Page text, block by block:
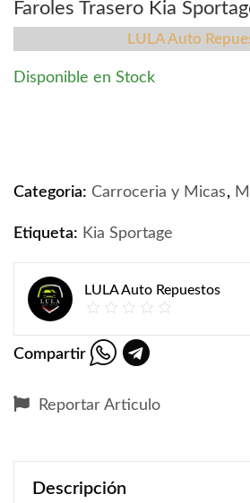
Faroles Trasero Kia
LULA Auto
Disponible en Stock
Categoria: Carroceria y Micas,
Etiqueta: Kia Sportage
LULA Auto Repuestos
Compartir
Reportar Articulo
Descripción